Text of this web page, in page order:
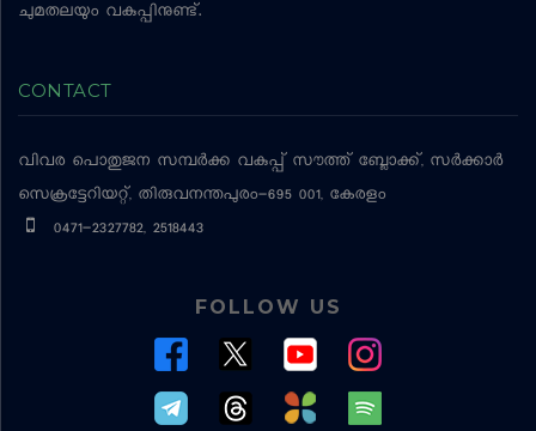
ചുമതലയും വകുപ്പിനുണ്ട്.
CONTACT
വിവര പൊതുജന സമ്പര്‍ക്ക വകുപ്പ് സൗത്ത് ബ്ലോക്ക്, സര്‍ക്കാര്‍
സെക്രട്ടേറിയറ്റ്, തിരുവനന്തപുരം-695 001, കേരളം
0471-2327782, 2518443
FOLLOW US